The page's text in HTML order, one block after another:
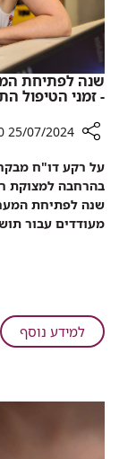
שנה לפתיחת
- זמני הטיפול
שיתוף
שנה
לפתיחת
המחלקה
זמני
בכשליש
25/07/2024 12:00
על רקע דו"ח
בהרחבה למצוקת
שנה לפתיחת
מעודדים עבור
למידע נוסףעל
שנה